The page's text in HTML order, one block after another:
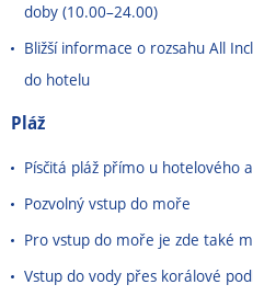
doby (10.00–⁠24.00)
Bližší informace o rozsahu All
do hotelu
Pláž
Písčitá pláž přímo u hotelového
Pozvolný vstup do moře
Pro vstup do moře je zde také
Vstup do vody přes korálové